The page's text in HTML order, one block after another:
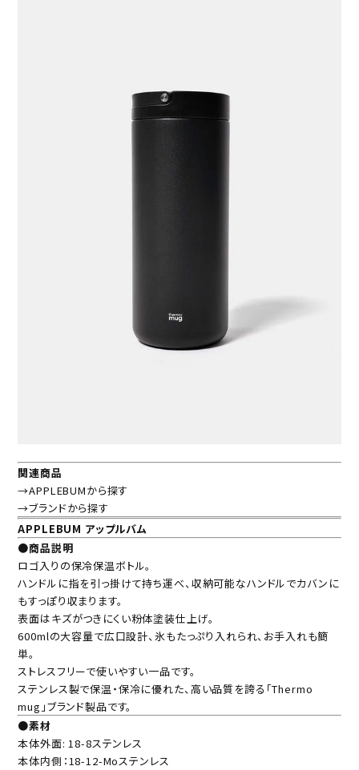
関連商品
→APPLEBUMから探す
→ブランドから探す
APPLEBUM アップルバム
●商品説明
ロゴ入りの保冷保温ボトル。
ハンドルに指を引っ掛けて持ち運べ、収納可能なハンドルでカバンに
もすっぽり収まります。
表面はキズがつきにくい粉体塗装仕上げ。
600mlの大容量で広口設計、氷もたっぷり入れられ、お手入れも簡
単。
ストレスフリーで使いやすい一品です。
ステンレス製で保温・保冷に優れた、高い品質を誇る「Thermo
mug」ブランド製品です。
●素材
本体外面: 18-8ステンレス
本体内側：18-12-Moステンレス